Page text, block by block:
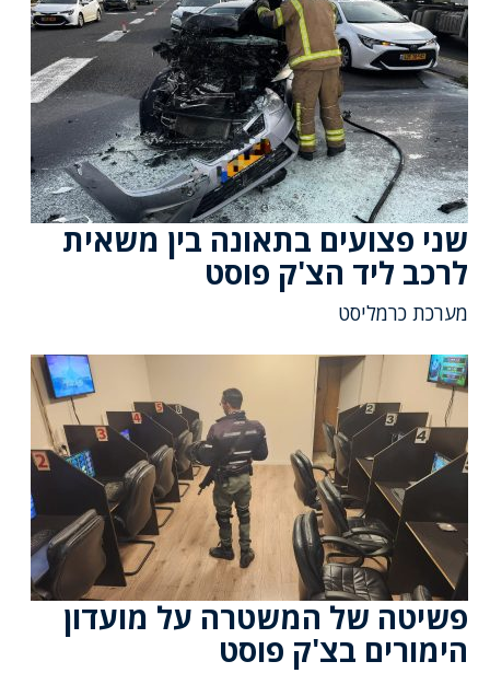
שני פצועים בתאונה בין משאית
לרכב ליד הצ'ק פוסט
מערכת כרמליסט
פשיטה של המשטרה על מועדון
הימורים בצ'ק פוסט